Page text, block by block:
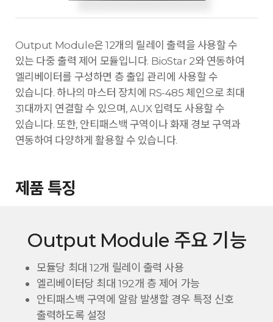
Output Module은 12개의 릴레이 출력을 사용할 수
있는 다중 출력 제어 모듈입니다. BioStar 2와 연동하여
엘리베이터를 구성하면 층 출입 관리에 사용할 수
있습니다. 하나의 마스터 장치에 RS-485 체인으로 최대
31대까지 연결할 수 있으며, AUX 입력도 사용할 수
있습니다. 또한, 안티패스백 구역이나 화재 경보 구역과
연동하여 다양하게 활용할 수 있습니다.
제품 특징
Output Module 주요 기능
모듈당 최대 12개 릴레이 출력 사용
엘리베이터당 최대 192개 층 제어 가능
안티패스백 구역에 알람 발생할 경우 특정 신호
출력하도록 설정